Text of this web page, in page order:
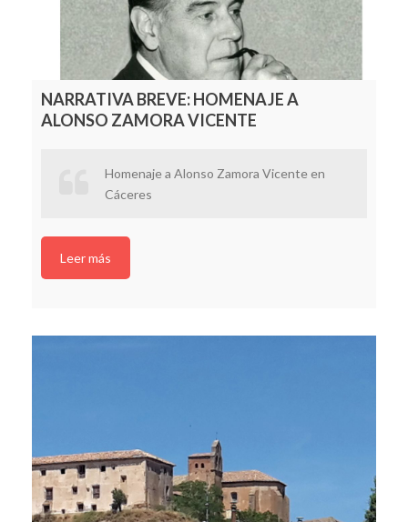
NARRATIVA BREVE: HOMENAJE A
ALONSO ZAMORA VICENTE
Homenaje a Alonso Zamora Vicente en
Cáceres
Leer más